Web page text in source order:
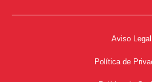
Aviso Legal
Política de